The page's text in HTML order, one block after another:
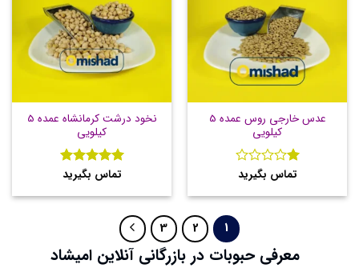
عدس خارجی روس عمده 5
کیلویی
نمره
از
تماس بگیرید
نخود درشت کرمانشاه عمده 5
کیلویی
نمره 5از
تماس بگیرید
1
2
3
معرفی حبوبات در بازرگانی آنلاین امیشاد